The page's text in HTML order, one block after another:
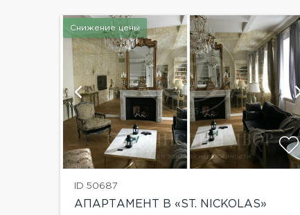
Снижение цены
ID 50687
АПАРТАМЕНТ В «ST. NICKOLAS»